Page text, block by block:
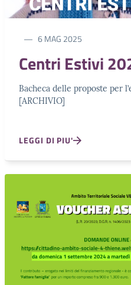
6 MAG 2025
Centri Estivi
Bacheca delle proposte per
[ARCHIVIO]
LEGGI DI PIU'